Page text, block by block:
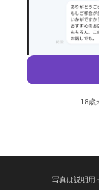
18歳
写真は説明用